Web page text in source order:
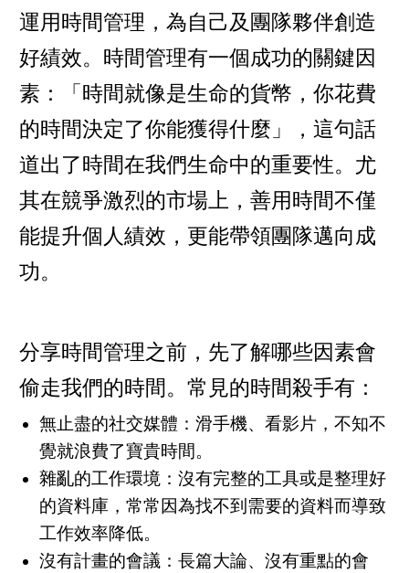
運用時間管理，為自己及團隊夥伴創造
好績效。時間管理有一個成功的關鍵因
素：「時間就像是生命的貨幣，你花費
的時間決定了你能獲得什麼」，這句話
道出了時間在我們生命中的重要性。尤
其在競爭激烈的市場上，善用時間不僅
能提升個人績效，更能帶領團隊邁向成
功。
分享時間管理之前，先了解哪些因素會
偷走我們的時間。常見的時間殺手有：
無止盡的社交媒體：滑手機、看影片，不知不
覺就浪費了寶貴時間。
雜亂的工作環境：沒有完整的工具或是整理好
的資料庫，常常因為找不到需要的資料而導致
工作效率降低。
沒有計畫的會議：長篇大論、沒有重點的會